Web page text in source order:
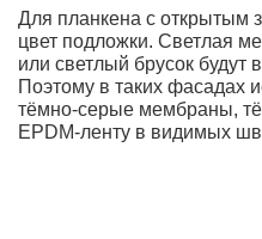
Для планкена с открытым
цвет подложки. Светлая
или светлый брусок
Поэтому в таких фасадах
тёмно-серые мембраны,
EPDM-ленту в видимых